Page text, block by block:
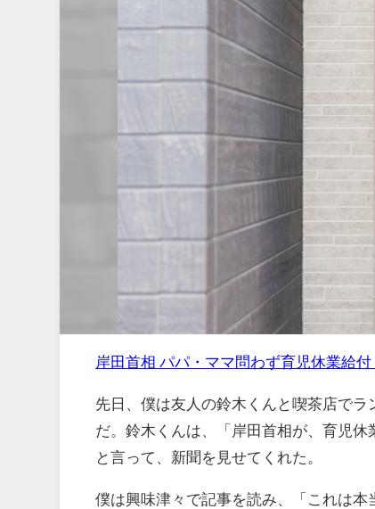
岸田首相 パパ・ママ問わず育児休業給
先日、僕は友人の鈴木くんと喫茶店でラ
だ。鈴木くんは、「岸田首相が、育児休
と言って、新聞を見せてくれた。
僕は興味津々で記事を読み、「これは